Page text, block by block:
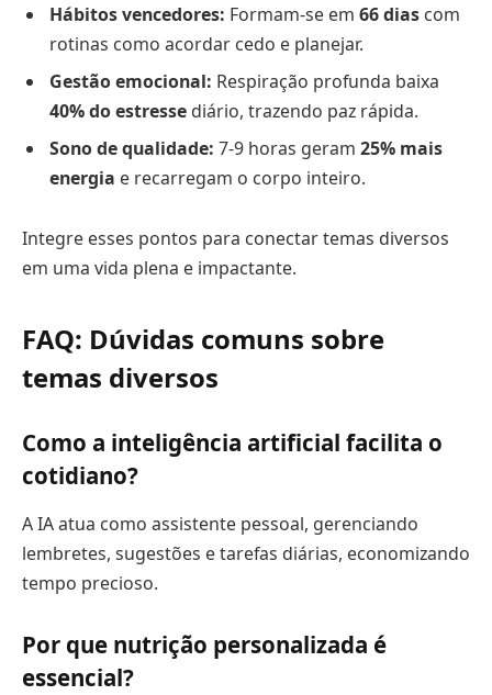
Hábitos vencedores: Formam-se em 66 dias com
rotinas como acordar cedo e planejar.
Gestão emocional: Respiração profunda baixa
40% do estresse diário, trazendo paz rápida.
Sono de qualidade: 7-9 horas geram 25% mais
energia e recarregam o corpo inteiro.
Integre esses pontos para conectar temas diversos
em uma vida plena e impactante.
FAQ: Dúvidas comuns sobre
temas diversos
Como a inteligência artificial facilita o
cotidiano?
A IA atua como assistente pessoal, gerenciando
lembretes, sugestões e tarefas diárias, economizando
tempo precioso.
Por que nutrição personalizada é
essencial?